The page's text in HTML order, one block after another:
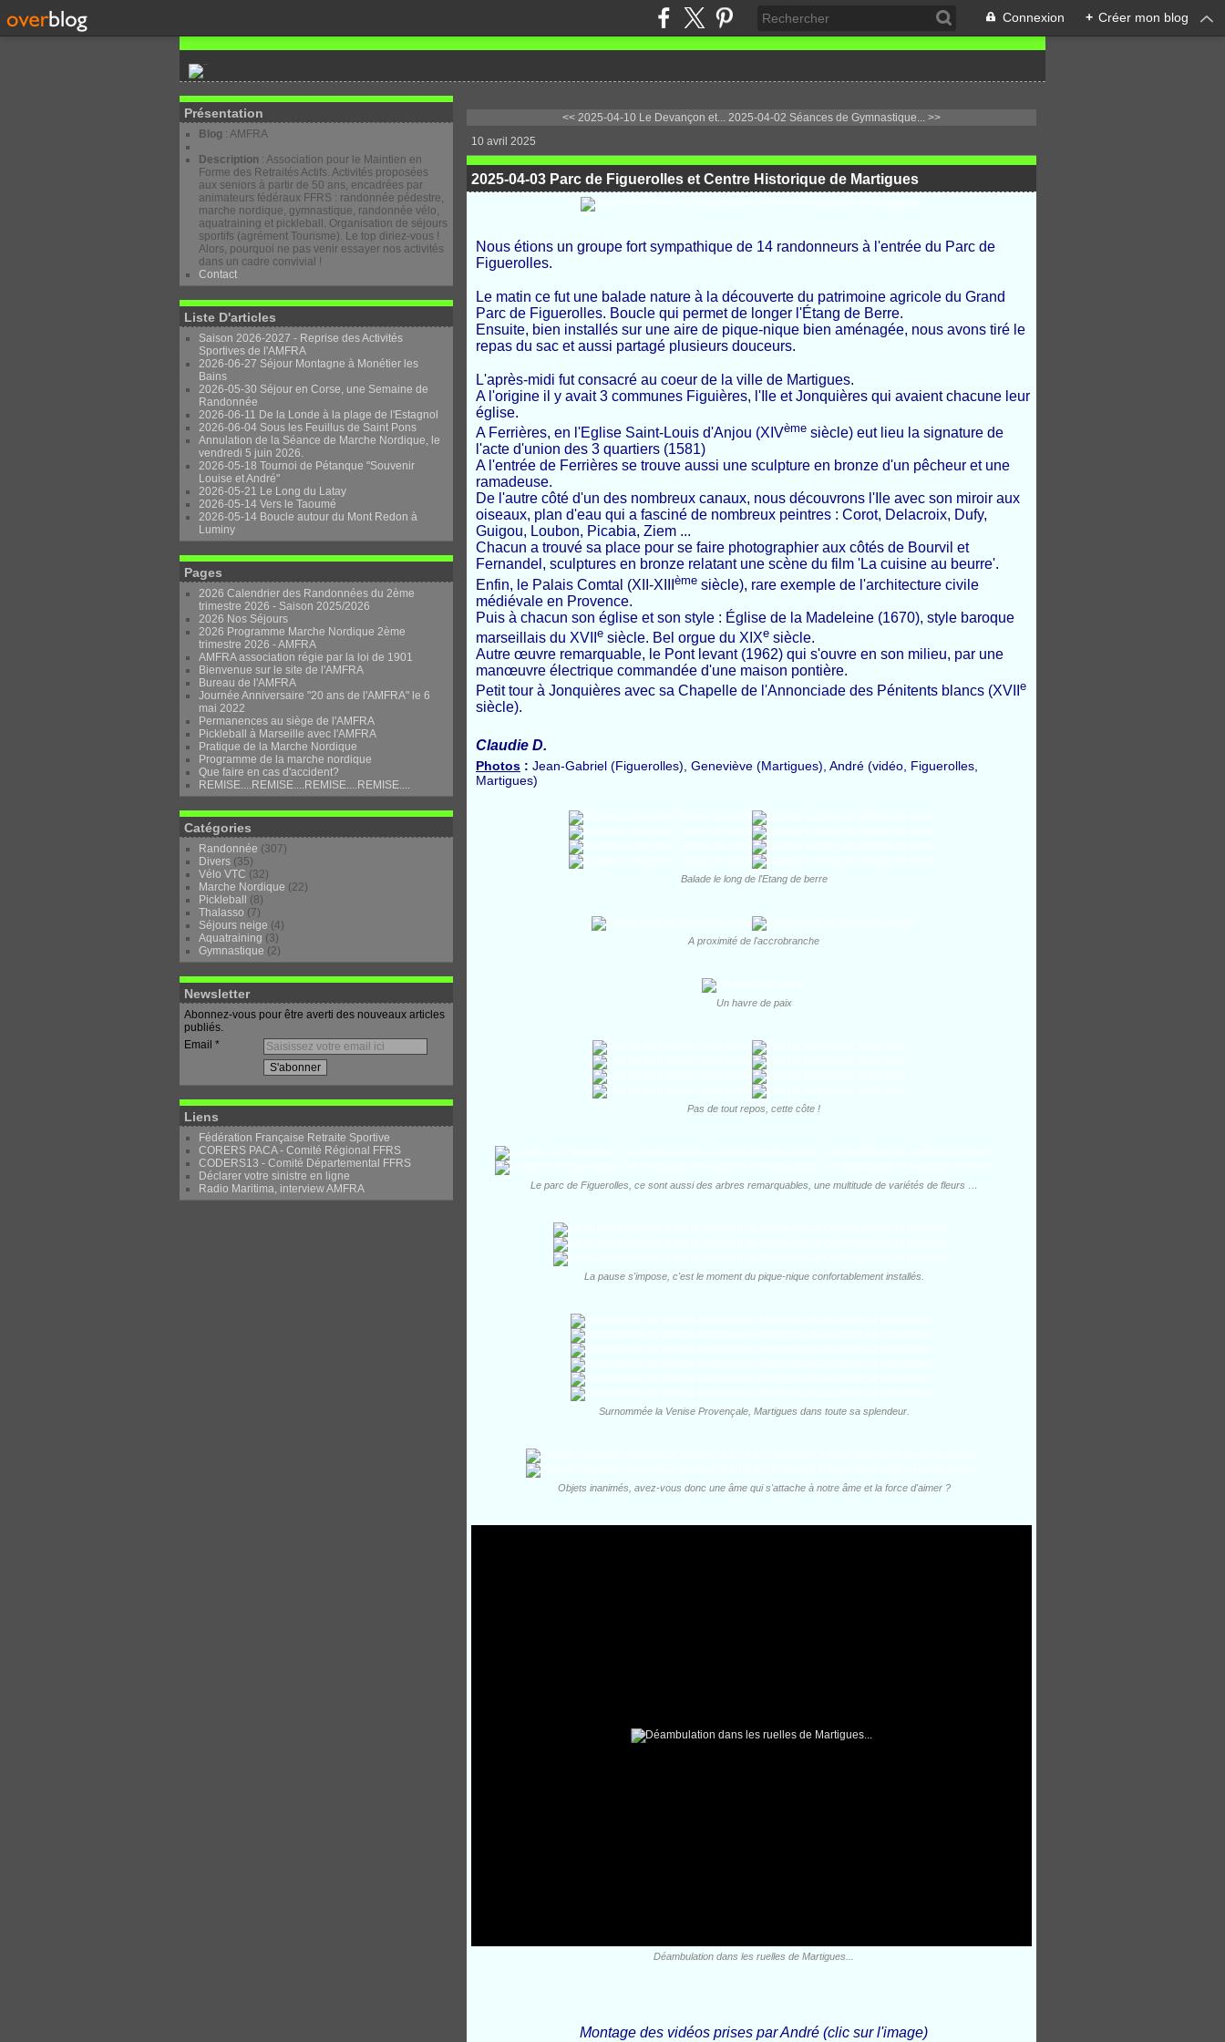
Connexion + Créer mon blog
Présentation
Blog : AMFRA
Description : Association pour le Maintien en
Forme des Retraités Actifs. Activités proposées
aux seniors à partir de 50 ans, encadrées par
animateurs fédéraux FFRS : randonnée pédestre,
marche nordique, gymnastique, randonnée vélo,
aquatraining et pickleball. Organisation de séjours
sportifs (agrément Tourisme). Le top diriez-vous !
Alors, pourquoi ne pas venir essayer nos activités
dans un cadre convivial !
Contact
Liste D'articles
Saison 2026-2027 - Reprise des Activités
Sportives de l'AMFRA
2026-06-27 Séjour Montagne à Monétier les
Bains
2026-05-30 Séjour en Corse, une Semaine de
Randonnée
2026-06-11 De la Londe à la plage de l'Estagnol
2026-06-04 Sous les Feuillus de Saint Pons
Annulation de la Séance de Marche Nordique, le
vendredi 5 juin 2026.
2026-05-18 Tournoi de Pétanque "Souvenir
Louise et André"
2026-05-21 Le Long du Latay
2026-05-14 Vers le Taoumé
2026-05-14 Boucle autour du Mont Redon à
Luminy
Pages
2026 Calendrier des Randonnées du 2ème
trimestre 2026 - Saison 2025/2026
2026 Nos Séjours
2026 Programme Marche Nordique 2ème
trimestre 2026 - AMFRA
AMFRA association régie par la loi de 1901
Bienvenue sur le site de l'AMFRA
Bureau de l'AMFRA
Journée Anniversaire "20 ans de l'AMFRA" le 6
mai 2022
Permanences au siège de l'AMFRA
Pickleball à Marseille avec l'AMFRA
Pratique de la Marche Nordique
Programme de la marche nordique
Que faire en cas d'accident?
REMISE....REMISE....REMISE....REMISE....
Catégories
Randonnée (307)
Divers (35)
Vélo VTC (32)
Marche Nordique (22)
Pickleball
(8)
Thalasso (7)
Séjours neige (4)
Aquatraining (3)
Gymnastique (2)
Newsletter
Abonnez-vous pour être averti des nouveaux articles
publiés.
Email
Liens
Fédération Française Retraite Sportive
CORERS PACA - Comité Régional FFRS
CODERS13 - Comité Départemental FFRS
Déclarer votre sinistre en ligne
Radio Maritima, interview AMFRA
<< 2025-04-10 Le Devançon et... 2025-04-02 Séances de Gymnastique... >>
10 avril 2025
2025-04-03 Parc de Figuerolles et Centre Historique de Martigues
Nous étions un groupe fort sympathique de 14 randonneurs à l'entrée du Parc de
Figuerolles.
Le matin ce fut une balade nature à la découverte du patrimoine agricole du Grand
Parc de Figuerolles. Boucle qui permet de longer l'Étang de Berre.
Ensuite, bien installés sur une aire de pique-nique bien aménagée, nous avons tiré le
repas du sac et aussi partagé plusieurs douceurs.
L'après-midi fut consacré au coeur de la ville de Martigues.
A l'origine il y avait 3 communes Figuières, l'Ile et Jonquières qui avaient chacune leur
église.
A Ferrières, en l'Eglise Saint-Louis d'Anjou (XIVème siècle) eut lieu la signature de
l'acte d'union des 3 quartiers (1581)
A l'entrée de Ferrières se trouve aussi une sculpture en bronze d'un pêcheur et une
ramadeuse.
De l'autre côté d'un des nombreux canaux, nous découvrons l'Ile avec son miroir aux
oiseaux, plan d'eau qui a fasciné de nombreux peintres : Corot, Delacroix, Dufy,
Guigou, Loubon, Picabia, Ziem ...
Chacun a trouvé sa place pour se faire photographier aux côtés de Bourvil et
Fernandel, sculptures en bronze relatant une scène du film 'La cuisine au beurre'.
Enfin, le Palais Comtal (XII-XIII ème siècle), rare exemple de l'architecture civile
médiévale en Provence.
Puis à chacun son église et son style : Église de la Madeleine (1670), style baroque
marseillais du XVII e siècle. Bel orgue du XIXe siècle.
Autre œuvre remarquable, le Pont levant (1962) qui s'ouvre en son milieu, par une
manœuvre électrique commandée d'une maison pontière.
Petit tour à Jonquières avec sa Chapelle de l'Annonciade des Pénitents blancs (XVII e
siècle).
Claudie D.
Photos : Jean-Gabriel (Figuerolles), Geneviève (Martigues), André (vidéo, Figuerolles,
Martigues)
Balade le long de l'Etang de berre
A proximité de l'accrobranche
Un havre de paix
Pas de tout repos, cette côte !
Le parc de Figuerolles, ce sont aussi des arbres remarquables, une multitude de variétés de fleurs …
La pause s'impose, c'est le moment du pique-nique confortablement installés.
Surnommée la Venise Provençale, Martigues dans toute sa splendeur.
Objets inanimés, avez-vous donc une âme qui s'attache à notre âme et la force d'aimer ?
Déambulation dans les ruelles de Martigues...
Montage des vidéos prises par André (clic sur l'image)